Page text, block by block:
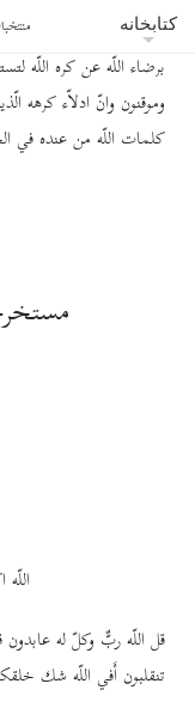
کتابخانهقل انّ رضآء من يظهره
برضاء اللّه عن كره اللّه
وموقنون وانّ ادلاّء كرهه
كلمات اللّه من عنده في
قل اللّه ربٌّ وكلّ له عابدون
تنقلبون أَفي اللّه شك